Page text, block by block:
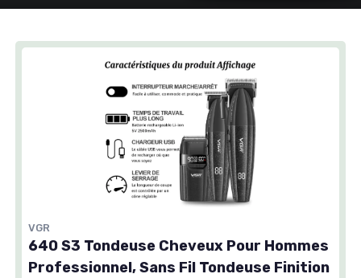
VGR
640 S3 Tondeuse Cheveux Pour Hommes
Professionnel, Sans Fil Tondeuse Finition